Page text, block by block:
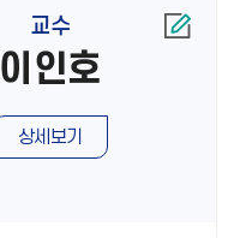
교수
이인호
상세보기